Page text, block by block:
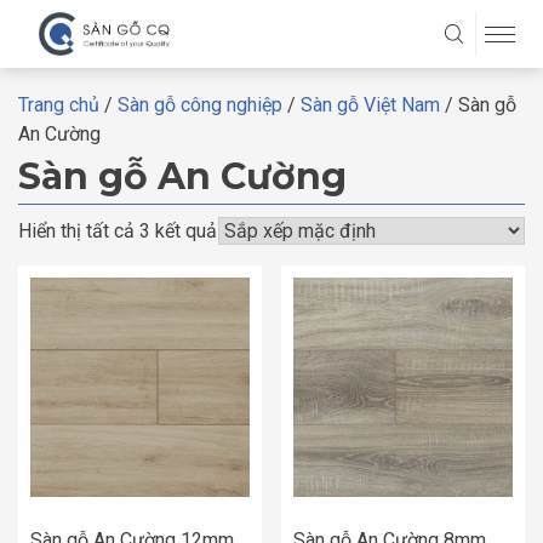
Trang chủ / Sàn gỗ công nghiệp / Sàn gỗ Việt Nam / Sàn gỗ
An Cường
Sàn gỗ An Cường
Hiển thị tất cả 3 kết quả